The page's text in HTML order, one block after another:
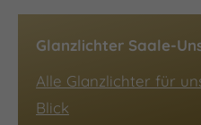
Glanzlichter Saale-
Alle Glanzlichter für
Blick